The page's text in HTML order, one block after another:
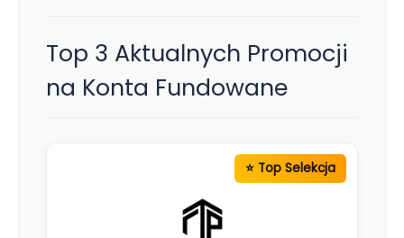
Top 3 Aktualnych Promocji
na Konta Fundowane